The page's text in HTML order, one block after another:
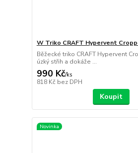
W Triko CRAFT Hypervent
Běžecké triko CRAFT Hypervent
úzký střih a dokáže ...
990 Kč/ks
818 Kč bez DPH
Koupit
Novinka